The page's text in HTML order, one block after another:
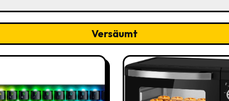
Versäumt